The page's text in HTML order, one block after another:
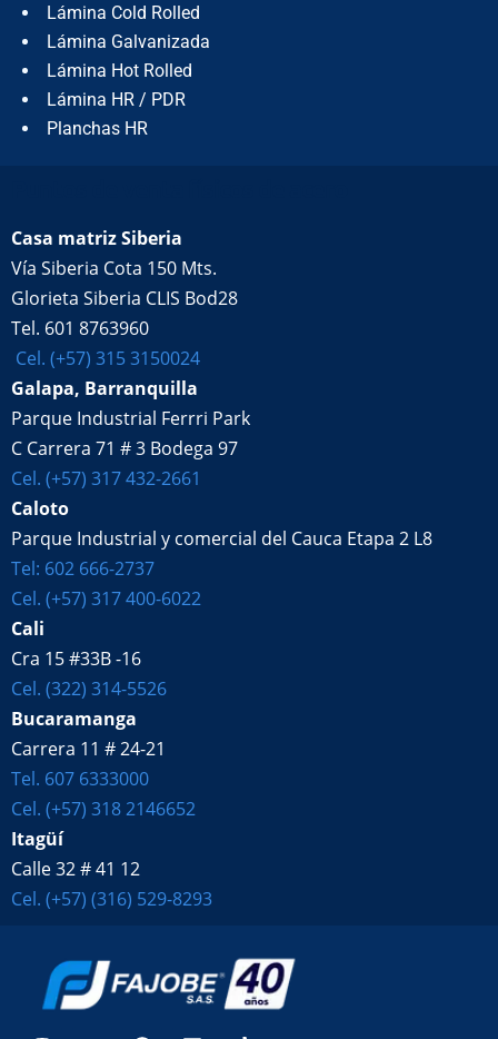
Lámina Cold Rolled
Lámina Galvanizada
Lámina Hot Rolled
Lámina HR / PDR
Planchas HR
Casa matriz Siberia
Vía Siberia Cota 150 Mts.
Glorieta Siberia CLIS Bod28
Tel. 601 8763960
Cel. (+57) 315 3150024
Galapa, Barranquilla
Parque Industrial Ferrri Park
C Carrera 71 # 3 Bodega 97
Cel. (+57) 317 432-2661
Caloto
Parque Industrial y comercial del Cauca Etapa 2 L8
Tel: 602 666-2737
Cel. (+57) 317 400-6022
Cali
Cra 15 #33B -16
Cel. (322) 314-5526
Bucaramanga
Carrera 11 # 24-21
Tel. 607 6333000
Cel. (+57) 318 2146652
Itagüí
Calle 32 # 41 12
Cel. (+57) (316) 529-8293